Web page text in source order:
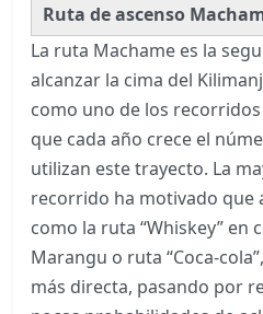
Ruta de ascenso
La ruta Machame es la
alcanzar la cima del
como uno de los
que cada año crece el
utilizan este trayecto. La
recorrido ha motivado que
como la ruta “Whiskey” en
Marangu o ruta “Coca-
más directa, pasando por